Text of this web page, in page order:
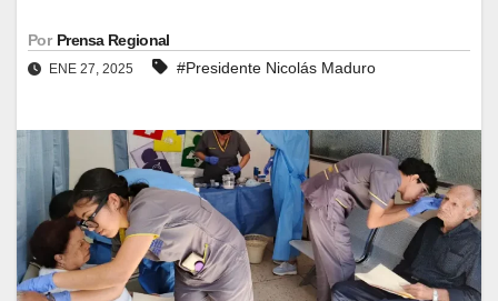
Por Prensa Regional
ENE 27, 2025 #Presidente Nicolás Maduro